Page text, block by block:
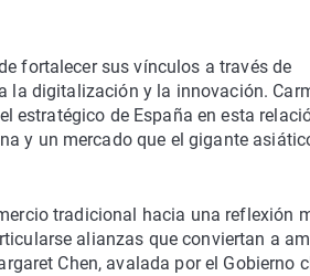
fortalecer sus vínculos a través de
la digitalización y la innovación.
estratégico de España en esta
y un mercado que el gigante
tradicional hacia una reflexión
alianzas que conviertan a
Chen, avalada por el Gobierno